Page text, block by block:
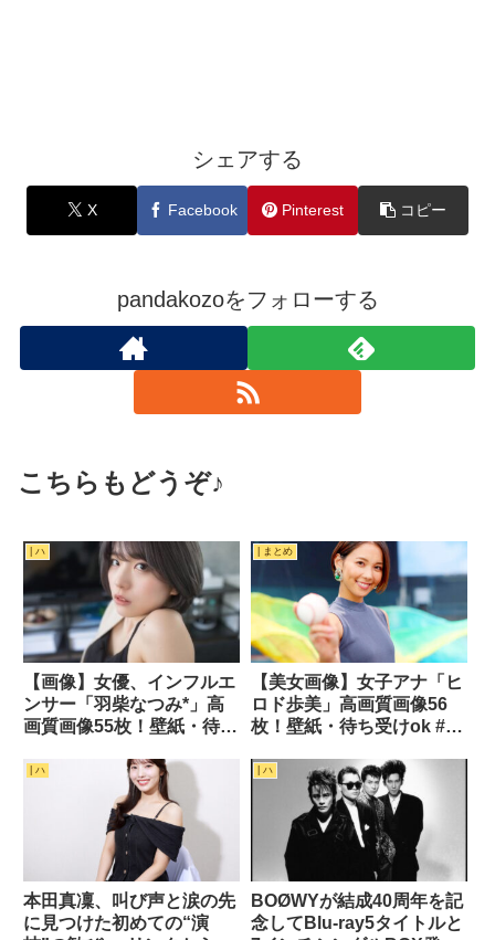
シェアする
X Facebook Pinterest コピー
pandakozoをフォローする
こちらもどうぞ♪
| ハ
【画像】女優、インフルエ
ンサー「羽柴なつみ*」高
画質画像55枚！壁紙・待ち
| まとめ
【美女画像】女子アナ「ヒ
ロド歩美」高画質画像56
枚！壁紙・待ち受けok #ヒ
| ハ
本田真凜、叫び声と涙の先
に見つけた初めての“演
| ハ
BOØWYが結成40周年を記
念してBlu-ray5タイトルと